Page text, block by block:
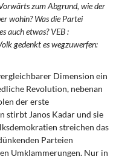
zum Abgrund, wie der
wohin? Was die Partei
auch etwas? VEB :
gedenkt es wegzuwerfen:
Dimension ein
Revolution, nebenan
der erste
stirbt Janos Kadar und sie
streichen das
Parteien
Umklammerungen. Nur in